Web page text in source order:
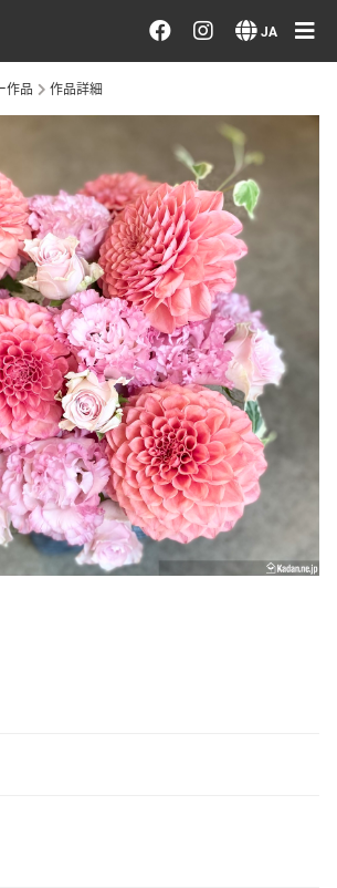
JA
お花を注文する・探す
おまかせ注文
最近のオーダー作品
アーティストで選ぶ
届けたい気持ちで選ぶ
会員メニュー
ログイン
会員登録
その他
作品 作品詳細